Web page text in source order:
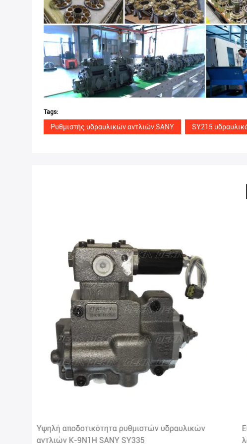
Tags:
Ρυθμιστής υδραυλικών αντλιών SANY SY215
Υψηλή αποδοτικότητα ρυθμιστών υδραυλικών
αντλιών Κ-9N1H SANY SY335